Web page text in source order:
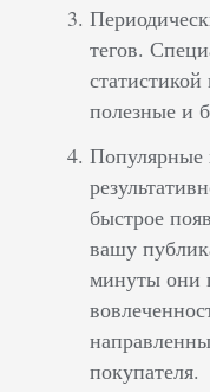
тегов.
полезные и
Популярные
быстрое
вашу
минуты они
покупателя.